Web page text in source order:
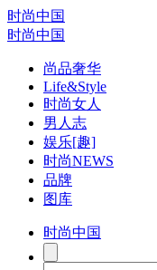
时尚中国
时尚中国
尚品奢华
Life&Style
时尚女人
男人志
娱乐[趣]
时尚NEWS
品牌
图库
时尚中国